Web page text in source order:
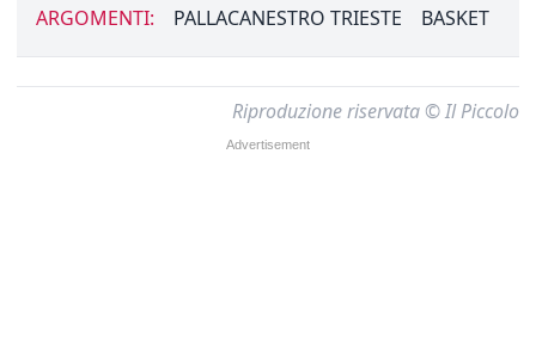
ARGOMENTI: PALLACANESTRO TRIESTE BASKET
Riproduzione riservata © Il Piccolo